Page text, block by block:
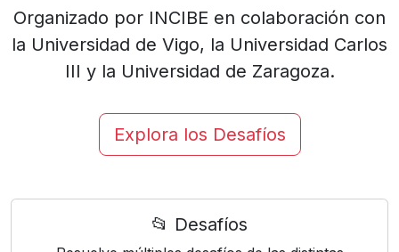
Organizado por INCIBE en colaboración con
la Universidad de Vigo, la Universidad Carlos
III y la Universidad de Zaragoza.
Explora los Desafíos
📂 Desafíos